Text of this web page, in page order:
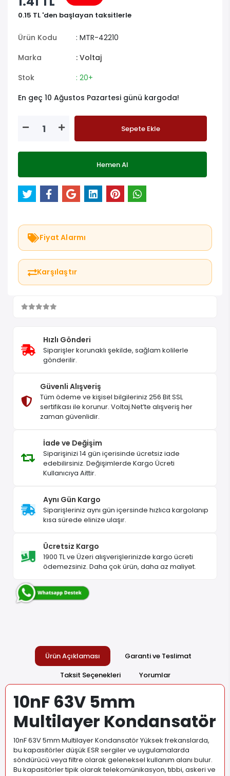
0.15 TL 'den başlayan taksitlerle
Ürün Kodu
: MTR-42210
Marka
: Voltaj
Stok
: 20+
En geç 10 Ağustos Pazartesi günü kargoda!
Sepete Ekle
Hemen Al
Fiyat Alarmı
Karşılaştır
Hızlı Gönderi
Siparişler korunaklı şekilde, sağlam kolilerle
gönderilir.
Güvenli Alışveriş
Tüm ödeme ve kişisel bilgileriniz 256 Bit SSL
sertifikası ile korunur. Voltaj.Net’te alışveriş her
zaman güvenlidir.
İade ve Değişim
Siparişinizi 14 gün içerisinde ücretsiz iade
edebilirsiniz. Değişimlerde Kargo Ücreti
Kullanıcıya Aittir.
Aynı Gün Kargo
Siparişleriniz aynı gün içersinde hızlıca kargolanıp
kısa sürede elinize ulaşır.
Ücretsiz Kargo
1900 TL ve Üzeri alışverişlerinizde kargo ücreti
ödemezsiniz. Daha çok ürün, daha az maliyet.
Ürün Açıklaması
Garanti ve Teslimat
Taksit Seçenekleri
Yorumlar
10nF 63V 5mm
Multilayer Kondansatör
10nF 63V 5mm Multilayer Kondansatör Yüksek frekanslarda,
bu kapasitörler düşük ESR sergiler ve uygulamalarda
söndürücü veya filtre olarak geleneksel kullanım alanı bulur.
Bu kapasitörler tipik olarak telekomünikasyon, tıbbi, askeri ve